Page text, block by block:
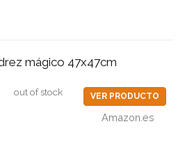
mágico 47x47cm
out of stock VER PRODUCTO
Amazon.es